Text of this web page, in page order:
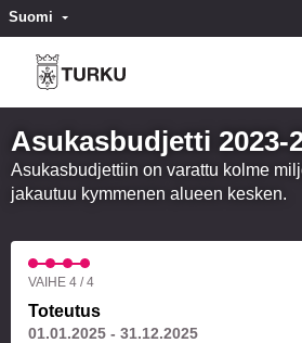
Suomi Valitse kieli
Asukasbudjetti 2023-
Asukasbudjettiin on varattu kolme
jakautuu kymmenen alueen kesken.
VAIHE 4 / 4
Toteutus
01.01.2025 - 31.12.2025